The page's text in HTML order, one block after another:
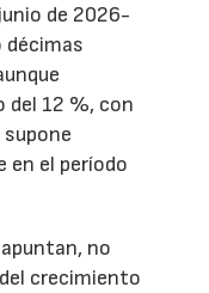
de 2026-
del 12 %, con
en el período
no
crecimiento